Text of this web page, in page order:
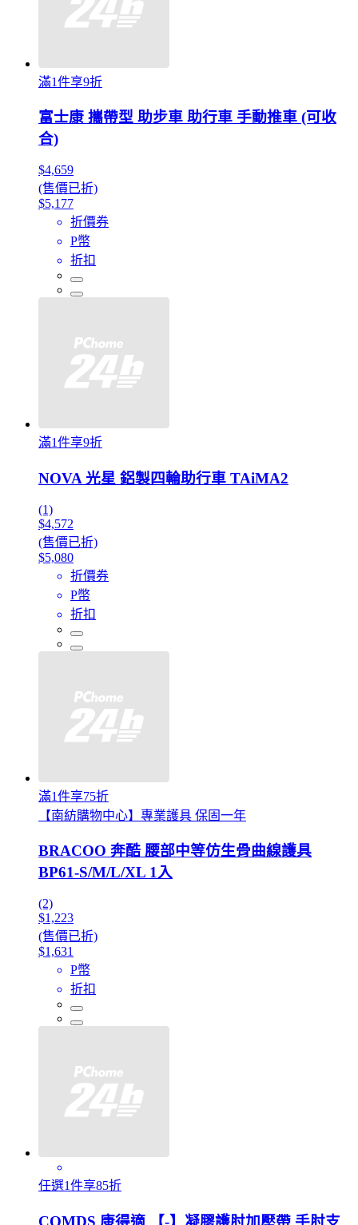
滿1件享9折
富士康 攜帶型 助步車 助行車 手動推車 (可收
合)
$4,659
(售價已折)
$5,177
折價券
P幣
折扣
滿1件享9折
NOVA 光星 鋁製四輪助行車 TAiMA2
(1)
$4,572
(售價已折)
$5,080
折價券
P幣
折扣
滿1件享75折
【南紡購物中心】專業護具 保固一年
BRACOO 奔酷 腰部中等仿生骨曲線護具
BP61-S/M/L/XL 1入
(2)
$1,223
(售價已折)
$1,631
P幣
折扣
任選1件享85折
COMDS 康得適 【-】凝膠護肘加壓帶 手肘支